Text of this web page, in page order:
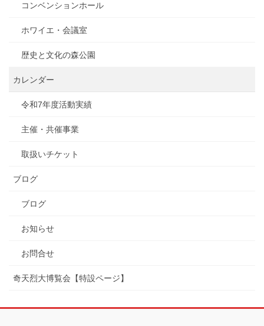
コンベンションホール
ホワイエ・会議室
歴史と文化の森公園
カレンダー
令和7年度活動実績
主催・共催事業
取扱いチケット
ブログ
ブログ
お知らせ
お問合せ
奇天烈大博覧会【特設ページ】